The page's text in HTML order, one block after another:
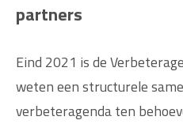
partners
Eind 2021 is de
weten een structurele
verbeteragenda ten